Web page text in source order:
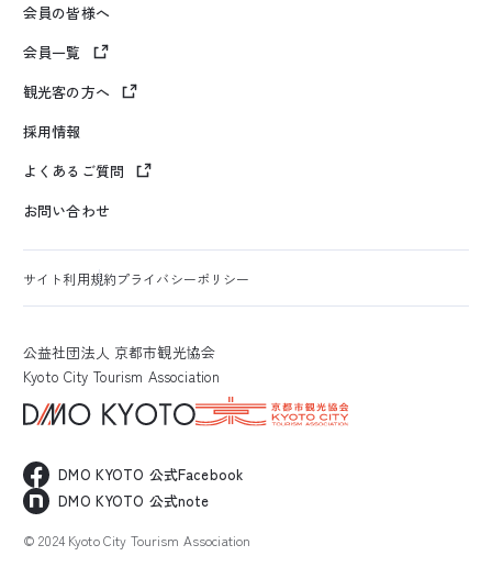
会員の皆様へ
会員一覧
観光客の方へ
採用情報
よくあるご質問
お問い合わせ
サイト利用規約プライバシーポリシー
公益社団法人 京都市観光協会
Kyoto City Tourism Association
DMO KYOTO 公式Facebook
DMO KYOTO 公式note
© 2024 Kyoto City Tourism Association